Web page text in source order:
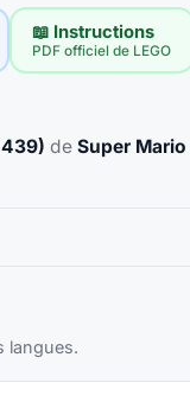
📖 Instructions
PDF officiel de LEGO
de Super Mario
langues.